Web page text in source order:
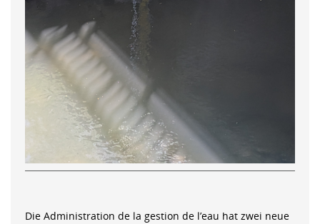
Die Administration de la gestion de l’eau hat zwei neue